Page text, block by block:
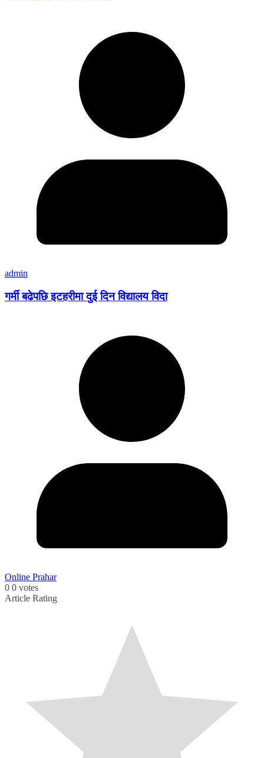
admin
गर्मी बढेपछि इटहरीमा दुई दिन विद्यालय विदा
Online Prahar
0 0 votes
Article Rating